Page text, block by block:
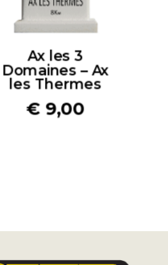
Ax les 3
Domaines – Ax
les Thermes
€ 9,00